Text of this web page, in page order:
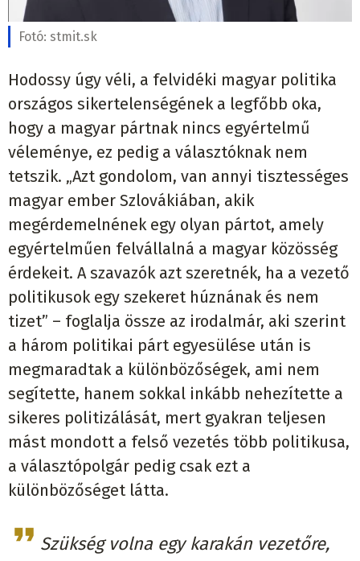
Fotó: stmit.sk
Hodossy úgy véli, a felvidéki magyar politika
országos sikertelenségének a legfőbb oka,
hogy a magyar pártnak nincs egyértelmű
véleménye, ez pedig a választóknak nem
tetszik. „Azt gondolom, van annyi tisztességes
magyar ember Szlovákiában, akik
megérdemelnének egy olyan pártot, amely
egyértelműen felvállalná a magyar közösség
érdekeit. A szavazók azt szeretnék, ha a vezető
politikusok egy szekeret húznának és nem
tizet” – foglalja össze az irodalmár, aki szerint
a három politikai párt egyesülése után is
megmaradtak a különbözőségek, ami nem
segítette, hanem sokkal inkább nehezítette a
sikeres politizálását, mert gyakran teljesen
mást mondott a felső vezetés több politikusa,
a választópolgár pedig csak ezt a
különbözőséget látta.
Szükség volna egy karakán vezetőre,